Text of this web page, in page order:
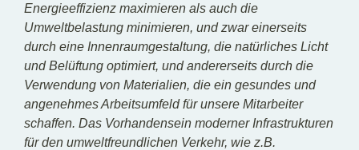
Energieeffizienz maximieren als auch die
Umweltbelastung minimieren, und zwar einerseits
durch eine Innenraumgestaltung, die natürliches Licht
und Belüftung optimiert, und andererseits durch die
Verwendung von Materialien, die ein gesundes und
angenehmes Arbeitsumfeld für unsere Mitarbeiter
schaffen. Das Vorhandensein moderner Infrastrukturen
für den umweltfreundlichen Verkehr, wie z.B.